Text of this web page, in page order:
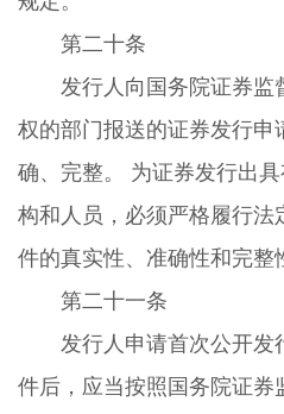
第二十条
发行人向国务院证券监
权的部门报送的证券发行申
确、完整。 为证券发行出
构和人员，必须严格履行法
件的真实性、准确性和完整
第二十一条
发行人申请首次公开发
件后，应当按照国务院证券